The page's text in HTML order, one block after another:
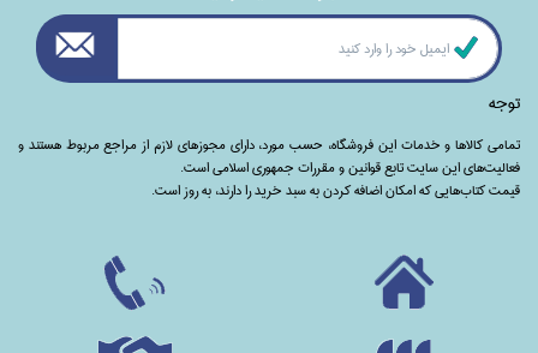
توجه
تمامی‌ کالاها و خدمات این فروشگاه، حسب مورد،‌ دارای مجوزهای لازم از مراجع مربوط هستند ‌و‌‌
فعالیت‌های این سایت تابع قوانین و مقررات جمهوری اسلامی است.
قیمت کتاب‌هایی که امکان اضافه کردن به سبد خرید را دارند،‌ به روز است.